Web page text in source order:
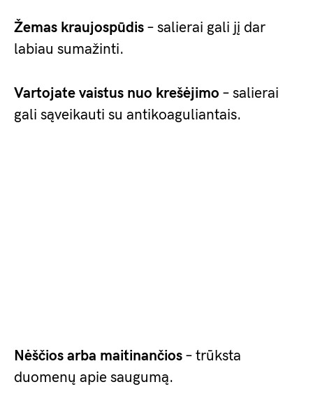
Žemas kraujospūdis – salierai gali jį dar
labiau sumažinti.
Vartojate vaistus nuo krešėjimo – salierai
gali sąveikauti su antikoaguliantais.
Nėščios arba maitinančios – trūksta
duomenų apie saugumą.